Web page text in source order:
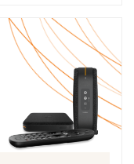
par mois, Engagement 12 mois